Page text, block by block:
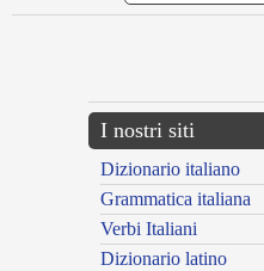
I nostri siti
Dizionario italiano
Grammatica italiana
Verbi Italiani
Dizionario latino